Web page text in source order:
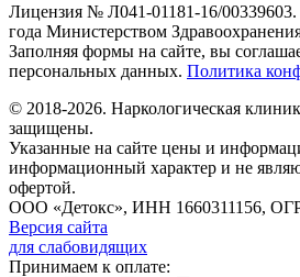
Лицензия № Л041-01181-16/00339603.
года Министерством
Заполняя формы на сайте, вы
персональных данных. Политика
© 2018-2026. Наркологическая
защищены.
Указанные на сайте цены и
информационный характер и не
офертой.
ООО «Детокс», ИНН 1660311156,
Версия сайта
для слабовидящих
Принимаем к оплате: